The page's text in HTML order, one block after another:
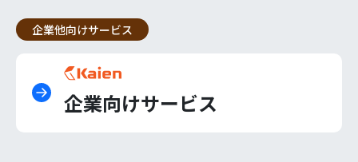
企業他向けサービス
企業向けサービス